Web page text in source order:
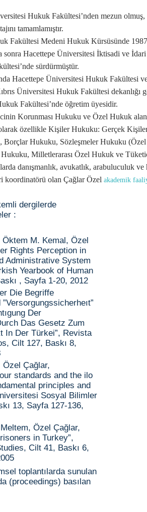
Hukuk Fakültesi’nden mezun olmuş,
tamamlamıştır.
Fakültesi Medeni Hukuk Kürsüsünde 1987
sonra Hacettepe Üniversitesi İktisadi ve
sürdürmüştür.
Hacettepe Üniversitesi Hukuk Fakültesi
Üniversitesi Hukuk Fakültesi
Fakültesi’nde öğretim üyesidir.
Korunması Hukuku ve Özel Hukuk
olarak özellikle Kişiler Hukuku: Gerçek
Borçlar Hukuku, Sözleşmeler Hukuku
Milletlerarası Özel Hukuk ve
danışmanlık, avukatlık, arabuluculuk
olan Çağlar Özel akademik
dergilerde
:
M. Kemal, Özel
Rights Perception in
Administrative System
Yearbook of Human
, Sayfa 1-20, 2012
Die Begriffe
Der
Das Gesetz Zum
In Der Türkei”, Revista
Cilt 127, Baskı 8,
Çağlar,
standards and the ilo
principles and
Sosyal Bilimler
13, Sayfa 127-136,
Özel Çağlar,
in Turkey”,
Cilt 41, Baskı 6,
toplantılarda sunulan
(proceedings) basılan